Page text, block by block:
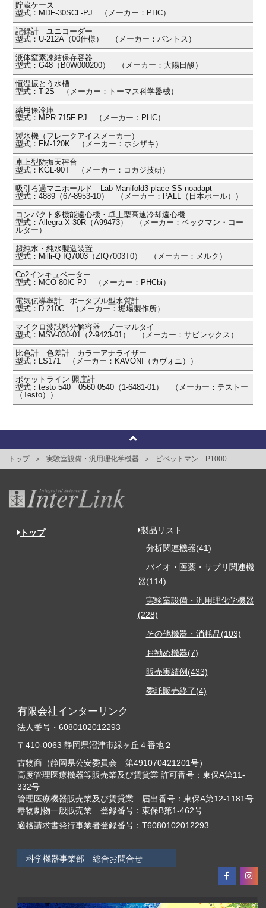
貯蔵ケース
型式：MDF-30SCL-PJ （メーカー：PHC）
記録計 ユニコーダー
型式：U-212A（00仕様） （メーカー：パントス）
液体窒素凍結保存容器
型式：G48（B0W000200） （メーカー：大陽日酸）
恒温振とう水槽
型式：T-2S （メーカー：トーマス科学器械）
薬用保冷庫
型式：MPR-715F-PJ （メーカー：PHC）
製氷機（フレークアイスメーカー）
型式：FM-120K （メーカー：ホシザキ）
卓上型防振天秤台
型式：KGL-90T （メーカー：コカジ技研）
吸引ろ過マニホールド Lab Manifold3-place SS noadapt
型式：4889（67-8953-10） （メーカー：PALL（日本ポール））
コンパクト多機能遠心機・卓上型高速冷却遠心機
型式：Allegra X-30R（A99473） （メーカー：ベックマン・コー
ルター）
超純水・純水製造装置
型式：Milli-Q IQ7003（ZIQ7003T0） （メーカー：メルク）
Co2インキュベーター
型式：MCO-80IC-PJ （メーカー：PHCbi）
電気伝導率計 ポータブル型水質計
型式：D-210C （メーカー：堀場製作所）
マイクロ波試料分解容器 ノーマルタイ
型式：MSV-030-01（2-9423-01） （メーカー：サビレックス）
比色計 色差計 カラーアナライザー
型式：LS171 （メーカー：KAVONI（カヴォニ））
ポケットライン 照度計
型式：testo 540 0560 0540（1-6481-01） （メーカー：テストー
（Testo））
トップ 実験室設備・汎用理化学機器 ピペットマン P1000
トップ
製品リスト
分析関連機器(41)
バイオ・医薬・サプリ関連機
器(114)
実験室設備・汎用理化学機器
(228)
その他機器・消耗品(103)
お勧め機器(7)
販売実績例(433)
委託販売終了(4)
有限会社インターリンク
法人番号・6080102012293
〒410-0063 静岡県沼津市緑ヶ丘４番地２
古物商（静岡県公安委員会 第491070421201号）
高度管理医療機器等販売業及び賃貸業 許可番号：東保A第11-
332号
管理医療機器販売業及び賃貸業 届出番号：東保A第12-1181号
毒物劇物一般販売業 登録番号：東保B第1-462号
適格請求書発行事業者登録番号：T6080102012293
科学機器事業部 総合お問合せ